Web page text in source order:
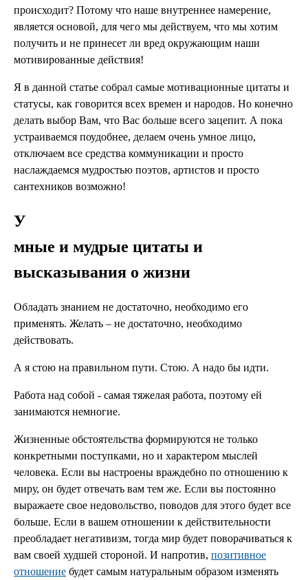
происходит? Потому что наше внутреннее намерение,
является основой, для чего мы действуем, что мы хотим
получить и не принесет ли вред окружающим наши
мотивированные действия!
Я в данной статье собрал самые мотивационные цитаты и
статусы, как говорится всех времен и народов. Но конечно
делать выбор Вам, что Вас больше всего зацепит. А пока
устраиваемся поудобнее, делаем очень умное лицо,
отключаем все средства коммуникации и просто
наслаждаемся мудростью поэтов, артистов и просто
сантехников возможно!
У
мные и мудрые цитаты и
высказывания о жизни
Обладать знанием не достаточно, необходимо его
применять. Желать – не достаточно, необходимо
действовать.
А я стою на правильном пути. Стою. А надо бы идти.
Работа над собой - самая тяжелая работа, поэтому ей
занимаются немногие.
Жизненные обстоятельства формируются не только
конкретными поступками, но и характером мыслей
человека. Если вы настроены враждебно по отношению к
миру, он будет отвечать вам тем же. Если вы постоянно
выражаете свое недовольство, поводов для этого будет все
больше. Если в вашем отношении к действительности
преобладает негативизм, тогда мир будет поворачиваться к
вам своей худшей стороной. И напротив, позитивное
отношение будет самым натуральным образом изменять